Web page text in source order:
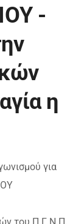
-
η
για